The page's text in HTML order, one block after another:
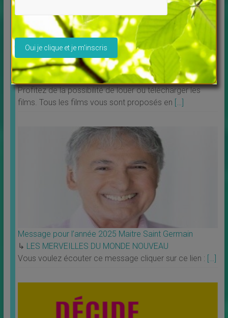
Découvrez Debowska Productions
↳
LES MERVEILLES DU MONDE NOUVEAU
Livres
Profitez de la possibilité de louer ou télécharger les
films. Tous les films vous sont proposés en […]
Message pour l’année 2025 Maitre Saint Germain
↳ LES MERVEILLES DU MONDE NOUVEAU
Vous voulez écouter ce message cliquer sur ce lien : […]
Veuillez laisser ce champ vide.